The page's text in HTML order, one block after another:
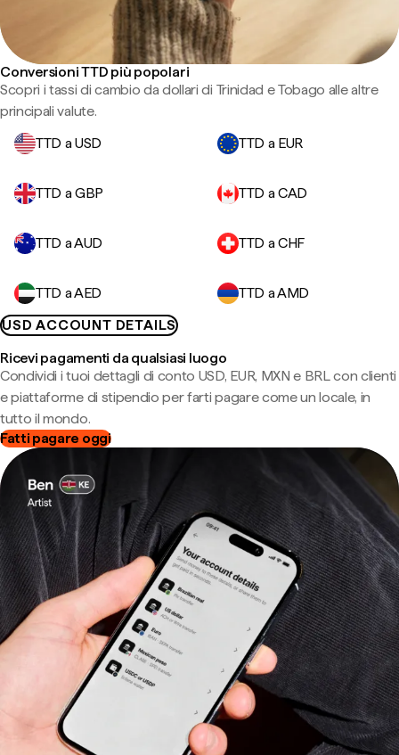
Conversioni TTD più popolari
Scopri i tassi di cambio da dollari di Trinidad e Tobago alle altre
principali valute.
TTD a USD
TTD a EUR
TTD a GBP TTD a CAD
TTD a AUD TTD a CHF
TTD a AED
TTD a AMD
USD ACCOUNT DETAILS
Ricevi pagamenti da qualsiasi luogo
Condividi i tuoi dettagli di conto USD, EUR, MXN e BRL con clienti
e piattaforme di stipendio per farti pagare come un locale, in
tutto il mondo.
Fatti pagare oggi